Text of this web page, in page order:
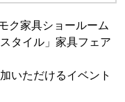
ク家具ショールーム
タイル」家具フェア
いただけるイベント